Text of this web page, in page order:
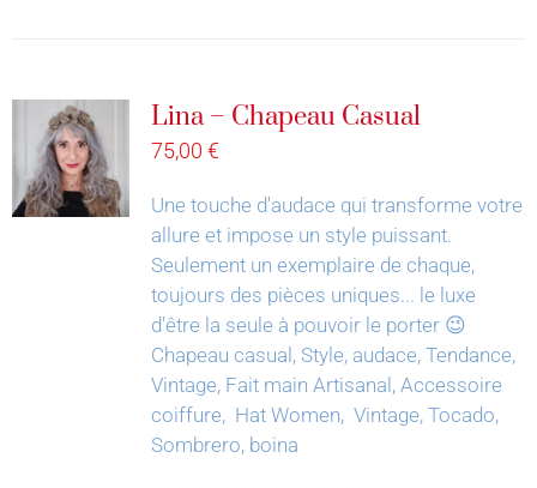
Lina – Chapeau Casual
75,00 €
Une touche d'audace qui transforme votre
allure et impose un style puissant.
Seulement un exemplaire de chaque,
toujours des pièces uniques... le luxe
d'être la seule à pouvoir le porter 😉
Chapeau casual, Style, audace, Tendance,
Vintage, Fait main Artisanal, Accessoire
coiffure, Hat Women, Vintage, Tocado,
Sombrero, boina